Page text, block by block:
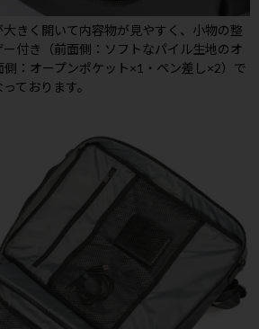
きく開いて内容物が見やすく、小物の整
付き（前面側：ソフトなパイル生地のオ
：オープンポケット×1・ペン差し×2）で
ております。